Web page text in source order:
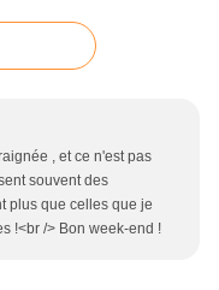
, et ce n'est pas
souvent des
plus que celles que je
!<br /> Bon week-end !